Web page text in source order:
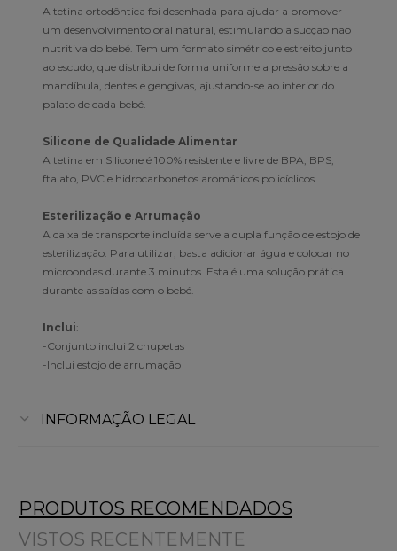
A tetina ortodôntica foi desenhada para ajudar a promover
um desenvolvimento oral natural, estimulando a sucção não
nutritiva do bebé. Tem um formato simétrico e estreito junto
ao escudo, que distribui de forma uniforme a pressão sobre a
mandíbula, dentes e gengivas, ajustando-se ao interior do
palato de cada bebé.
Silicone de Qualidade Alimentar
A tetina em Silicone é 100% resistente e livre de BPA, BPS,
ftalato, PVC e hidrocarbonetos aromáticos policíclicos.
Esterilização e Arrumação
A caixa de transporte incluída serve a dupla função de estojo de
esterilização. Para utilizar, basta adicionar água e colocar no
microondas durante 3 minutos. Esta é uma solução prática
durante as saídas com o bebé.
Inclui:
-Conjunto inclui 2 chupetas
-Inclui estojo de arrumação
INFORMAÇÃO LEGAL
PRODUTOS RECOMENDADOS
VISTOS RECENTEMENTE